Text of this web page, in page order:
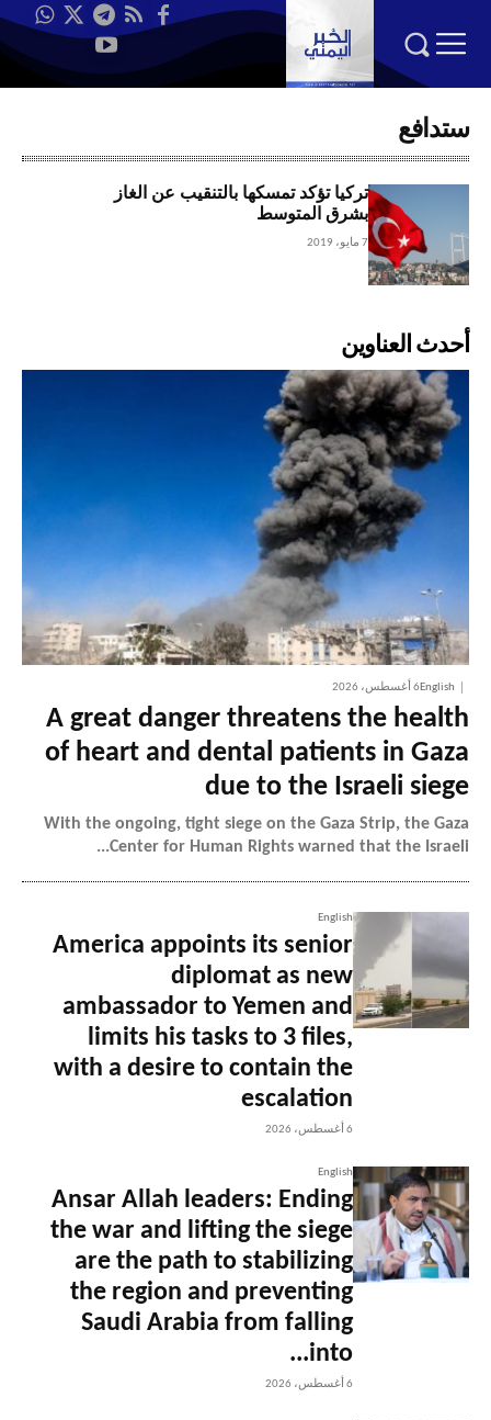
ستدافع
تركيا تؤكد تمسكها بالتنقيب عن الغاز
بشرق المتوسط
7 مايو، 2019
أحدث العناوين
English6 أغسطس، 2026
A great danger threatens the health
of heart and dental patients in Gaza
due to the Israeli siege
With the ongoing, tight siege on the Gaza Strip, the Gaza
Center for Human Rights warned that the Israeli...
English
America appoints its senior
diplomat as new
ambassador to Yemen and
limits his tasks to 3 files,
with a desire to contain the
escalation
6 أغسطس، 2026
English
Ansar Allah leaders: Ending
the war and lifting the siege
are the path to stabilizing
the region and preventing
Saudi Arabia from falling
into...
6 أغسطس، 2026